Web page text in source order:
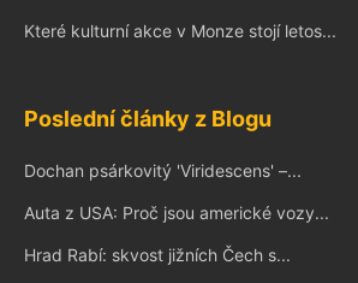
Které kulturní akce v Monze stojí letos...
Poslední články z Blogu
Dochan psárkovitý 'Viridescens' –...
Auta z USA: Proč jsou americké vozy...
Hrad Rabí: skvost jižních Čech s...